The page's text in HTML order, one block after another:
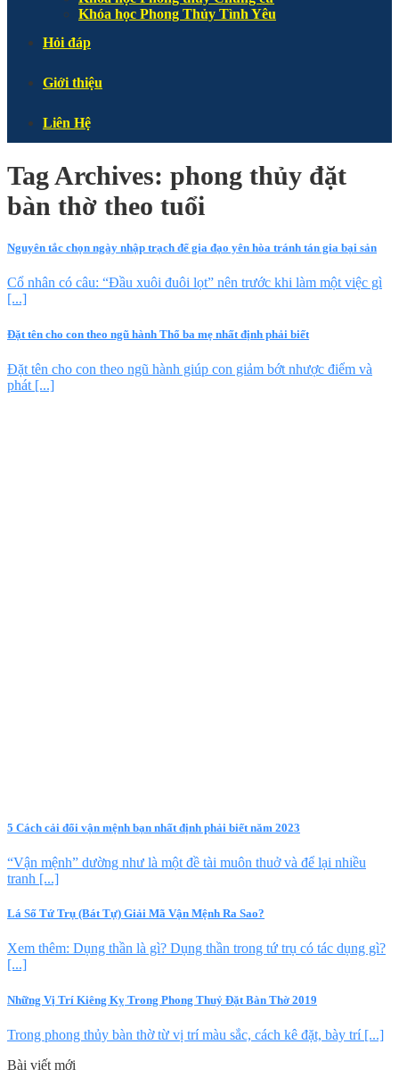
Khóa học Phong Thủy Tình Yêu
Hỏi đáp
Giới thiệu
Liên Hệ
Tag Archives: phong thủy đặt
bàn thờ theo tuổi
Nguyên tắc chọn ngày nhập trạch để gia đạo yên hòa tránh tán gia bại sản
Cổ nhân có câu: “Đầu xuôi đuôi lọt” nên trước khi làm một việc gì
[...]
Đặt tên cho con theo ngũ hành Thổ ba mẹ nhất định phải biết
Đặt tên cho con theo ngũ hành giúp con giảm bớt nhược điểm và
phát [...]
5 Cách cải đổi vận mệnh bạn nhất định phải biết năm 2023
“Vận mệnh” dường như là một đề tài muôn thuở và để lại nhiều
tranh [...]
Lá Số Tứ Trụ (Bát Tự) Giải Mã Vận Mệnh Ra Sao?
Xem thêm: Dụng thần là gì? Dụng thần trong tứ trụ có tác dụng gì?
[...]
Những Vị Trí Kiêng Kỵ Trong Phong Thuỷ Đặt Bàn Thờ 2019
Trong phong thủy bàn thờ từ vị trí màu sắc, cách kê đặt, bày trí [...]
Bài viết mới